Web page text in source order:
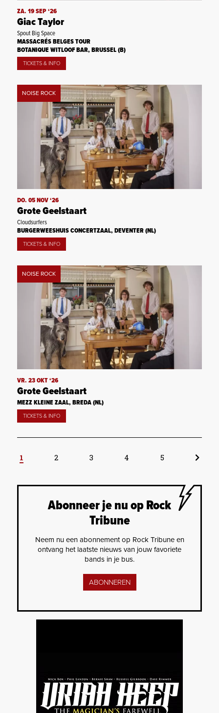
ZA. 19 SEP ‘26
Giac Taylor
Spout Big Space
MASSACRÉS BELGES TOUR
BOTANIQUE WITLOOF BAR, BRUSSEL (B)
TICKETS & INFO
NOISE ROCK
DO. 05 NOV ‘26
Grote Geelstaart
Cloudsurfers
BURGERWEESHUIS CONCERTZAAL, DEVENTER (NL)
TICKETS & INFO
NOISE ROCK
VR. 23 OKT ‘26
Grote Geelstaart
MEZZ KLEINE ZAAL, BREDA (NL)
TICKETS & INFO
1 2 3 4 5
Abonneer je nu op Rock
Tribune
Neem nu een abonnement op Rock Tribune en
ontvang het laatste nieuws van jouw favoriete
bands in je bus.
ABONNEREN